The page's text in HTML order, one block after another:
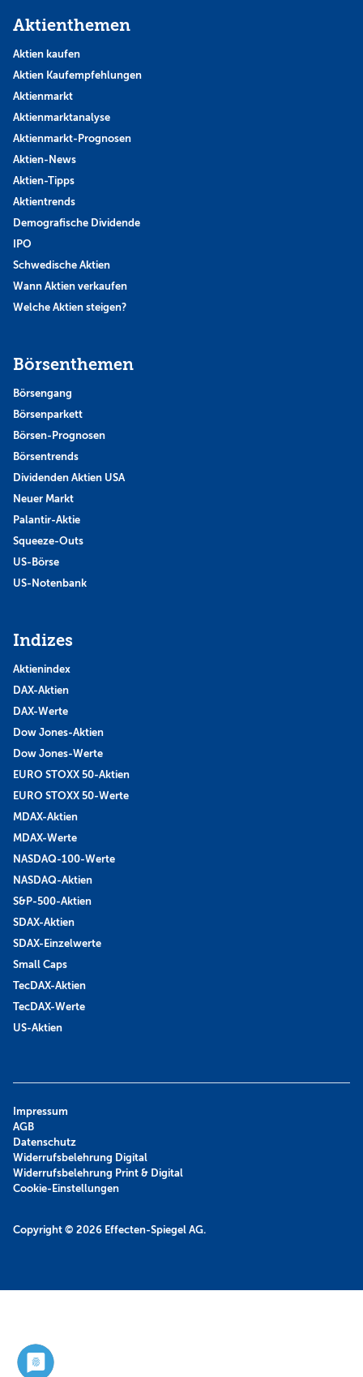
Aktienthemen
Aktien kaufen
Aktien Kaufempfehlungen
Aktienmarkt
Aktienmarktanalyse
Aktienmarkt-Prognosen
Aktien-News
Aktien-Tipps
Aktientrends
Demografische Dividende
IPO
Schwedische Aktien
Wann Aktien verkaufen
Welche Aktien steigen?
Börsenthemen
Börsengang
Börsenparkett
Börsen-Prognosen
Börsentrends
Dividenden Aktien USA
Neuer Markt
Palantir-Aktie
Squeeze-Outs
US-Börse
US-Notenbank
Indizes
Aktienindex
DAX-Aktien
DAX-Werte
Dow Jones-Aktien
Dow Jones-Werte
EURO STOXX 50-Aktien
EURO STOXX 50-Werte
MDAX-Aktien
MDAX-Werte
NASDAQ-100-Werte
NASDAQ-Aktien
S&P-500-Aktien
SDAX-Aktien
SDAX-Einzelwerte
Small Caps
TecDAX-Aktien
TecDAX-Werte
US-Aktien
Copyright © 2026 Effecten-Spiegel AG.
Impressum
AGB
Datenschutz
Widerrufsbelehrung Digital
Widerrufsbelehrung Print & Digital
Cookie-Einstellungen